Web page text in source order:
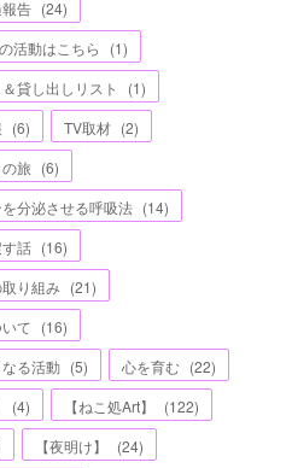
告 (24)
活動はこちら
(1)
貸し出しリスト
(1)
(6) TV取材 (2)
旅 (6)
分泌させる呼吸法 (14)
話 (16)
り組み (21)
て (16)
る活動 (5) 心を育む (22)
(4) 【ねこ処Art】 (122)
【夜明け】 (24)